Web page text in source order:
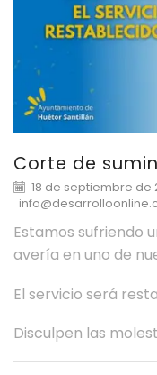
Corte de
18 de septiembre de
Estamos sufriendo
avería en uno de
El servicio será
Disculpen las